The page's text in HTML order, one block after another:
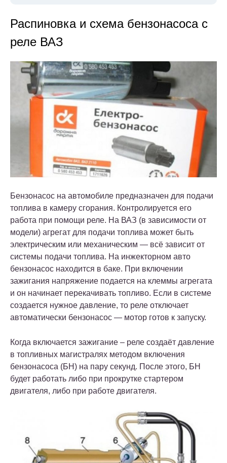
Распиновка и схема бензонасоса с
реле ВАЗ
Бензонасос на автомобиле предназначен для подачи
топлива в камеру сгорания. Контролируется его
работа при помощи реле. На ВАЗ (в зависимости от
модели) агрегат для подачи топлива может быть
электрическим или механическим — всё зависит от
системы подачи топлива. На инжекторном авто
бензонасос находится в баке. При включении
зажигания напряжение подается на клеммы агрегата
и он начинает перекачивать топливо. Если в системе
создается нужное давление, то реле отключает
автоматически бензонасос — мотор готов к запуску.
Когда включается зажигание – реле создаёт давление
в топливных магистралях методом включения
бензонасоса (БН) на пару секунд. После этого, БН
будет работать либо при прокрутке стартером
двигателя, либо при работе двигателя.